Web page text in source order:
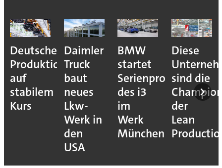
Deutsche
Produktion
auf
stabilem
Kurs
Daimler
Truck
baut
neues
Lkw-
Werk in
den
USA
BMW
startet
Serienproduktion
des i3
im
Werk
München
Diese
sind die
der
Lean